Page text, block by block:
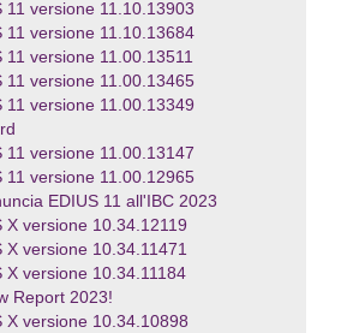
11 versione 11.10.13903
11 versione 11.10.13684
11 versione 11.00.13511
11 versione 11.00.13465
11 versione 11.00.13349
11 versione 11.00.13147
11 versione 11.00.12965
EDIUS 11 all'IBC 2023
X versione 10.34.12119
X versione 10.34.11471
X versione 10.34.11184
Report 2023!
X versione 10.34.10898